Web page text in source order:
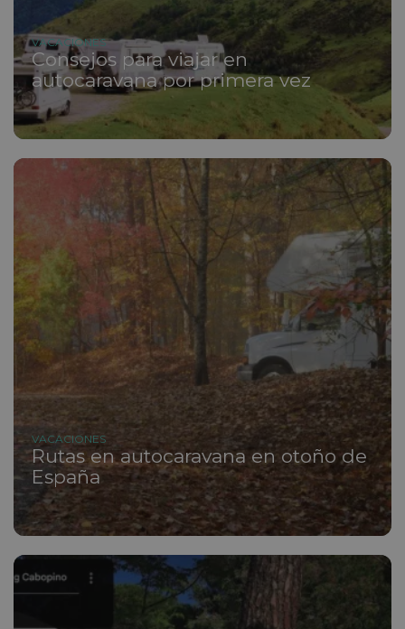
VACACIONES
Consejos para viajar en
autocaravana por primera vez
VACACIONES
Rutas en autocaravana en otoño de
España